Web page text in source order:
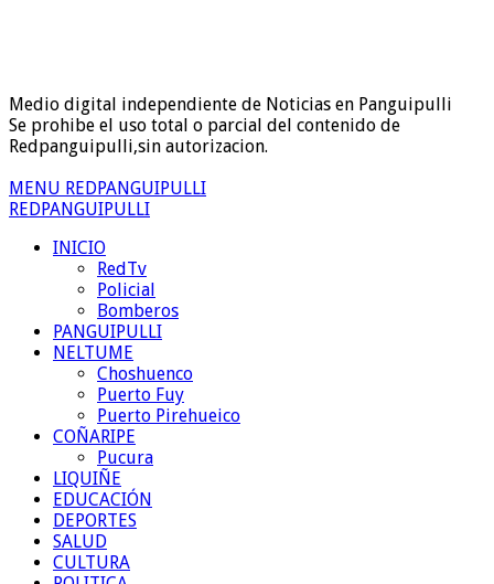
Medio digital independiente de Noticias en Panguipulli
Se prohibe el uso total o parcial del contenido de
Redpanguipulli,sin autorizacion.
MENU REDPANGUIPULLI
REDPANGUIPULLI
INICIO
RedTv
Policial
Bomberos
PANGUIPULLI
NELTUME
Choshuenco
Puerto Fuy
Puerto Pirehueico
COÑARIPE
Pucura
LIQUIÑE
EDUCACIÓN
DEPORTES
SALUD
CULTURA